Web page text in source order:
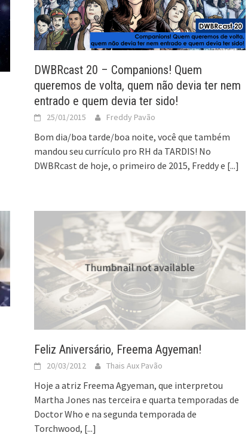
DWBRcast 20 – Companions! Quem
queremos de volta, quem não devia ter nem
entrado e quem devia ter sido!
25/01/2015 Freddy Pavão
Bom dia/boa tarde/boa noite, você que também
mandou seu currículo pro RH da TARDIS! No
DWBRcast de hoje, o primeiro de 2015, Freddy e [...]
Feliz Aniversário, Freema Agyeman!
20/03/2012 Thais Aux Pavão
Hoje a atriz Freema Agyeman, que interpretou
Martha Jones nas terceira e quarta temporadas de
Doctor Who e na segunda temporada de
Torchwood, [...]